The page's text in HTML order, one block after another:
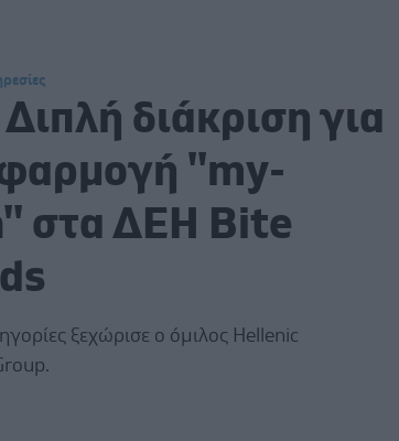
Διπλή διάκριση για
''my-
στα ΔΕΗ Βite
ξεχώρισε ο όμιλος Hellenic